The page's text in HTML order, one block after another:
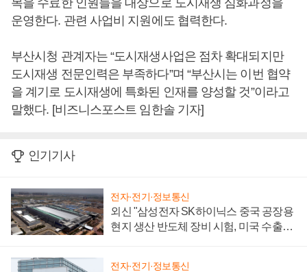
목을 수료한 인원들을 대상으로 도시재생 심화과정을
운영한다. 관련 사업비 지원에도 협력한다.
부산시청 관계자는 “도시재생사업은 점차 확대되지만
도시재생 전문인력은 부족하다”며 “부산시는 이번 협약
을 계기로 도시재생에 특화된 인재를 양성할 것”이라고
말했다. [비즈니스포스트 임한솔 기자]
인기기사
전자·전기·정보통신
외신 "삼성전자 SK하이닉스 중국 공장용
현지 생산 반도체 장비 시험, 미국 수출통
전자·전기·정보통신